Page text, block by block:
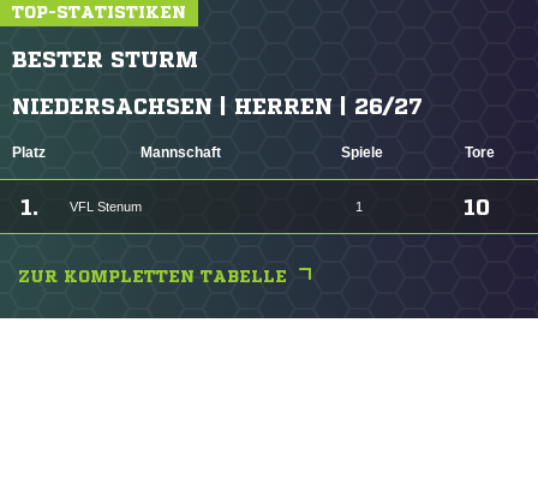
TOP-STATISTIKEN
BESTER STURM
NIEDERSACHSEN | HERREN | 26/27
Platz Mannschaft Spiele Tore
1. VFL Stenum 1 10
ZUR KOMPLETTEN TABELLE